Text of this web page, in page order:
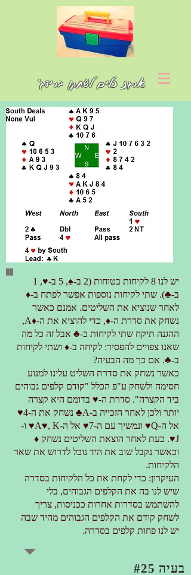
ארגז כלים לשחקן ברידג'
יש לנו 8 לקיחות בטוחות (2 ב-♠, 5 ב-♥, 1
ב-♣). שתי לקיחות נוספות אפשר לפתח ב-♦
לאחר שנוציא את השליטים. אמנם כאשר
נשחק את סדרת ה-♦, כדי להוציא את ה-♦A,
ההגנה תיקח שתי לקיחות ב-♣ אבל זה כל מה
שאנו צפויים להפסיד: לקיחה ב-♦ ושתי לקיחות
ב-♣. אם כך מה הבעיה?
כאשר נשחק את סדרת השליט עלינו למנוע
חסימה ולשחק ע"פ הכלל "קודם קלפים גבוהים
ביד הקצרה". סדרת ה-♥ בדומם היא קצרה
יותר ולכן לאחר הזכייה ב-A♣ נשחק את ה-4♥
אל ה-Q♥ ונמשיך עם ה-7♥ אל ה-A♥, K♥ ו-
J♥. כעת לאחר הוצאת השליטים נשחק ♦
וכאשר נקבל שוב את היד נוכל לדרוש את שאר
הלקיחות.
העיקרון: כדי לקחת את כל הלקיחות בסדרה
שיש לנו בה את הקלפים הגבוהים, בלי
להשתמש בסדרות אחרות ככניסות, צריך
לשחק קודם את הקלפים הגבוהים מהיד שבה
יש לנו פחות קלפים בסדרה.
בעיה #25